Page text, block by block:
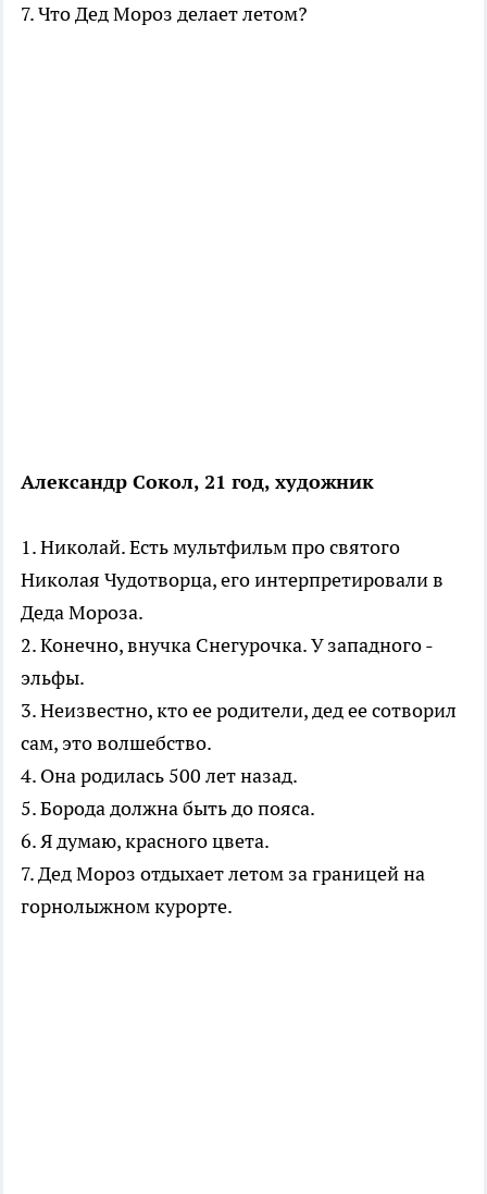
7. Что Дед Мороз делает летом?
Александр Сокол, 21 год, художник
1. Николай. Есть мультфильм про святого
Николая Чудотворца, его интерпретировали в
Деда Мороза.
2. Конечно, внучка Снегурочка. У западного -
эльфы.
3. Неизвестно, кто ее родители, дед ее сотворил
сам, это волшебство.
4. Она родилась 500 лет назад.
5. Борода должна быть до пояса.
6. Я думаю, красного цвета.
7. Дед Мороз отдыхает летом за границей на
горнолыжном курорте.